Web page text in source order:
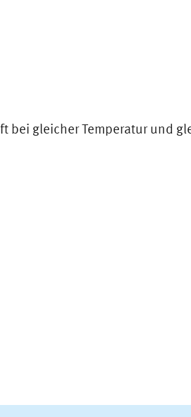
bei gleicher Temperatur und